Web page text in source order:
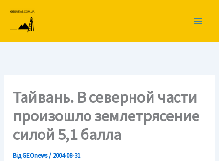
вмісту
Тайвань. В северной части
произошло землетрясение
силой 5,1 балла
ВідGEOnews/ 2004-08-31